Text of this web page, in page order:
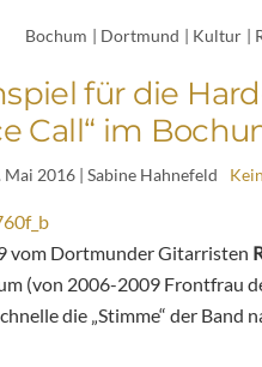
Bochum | Dortmund | Kultur |
für die
Call“ im
Mai 2016 | Sabine Hahnefeld
vom Dortmunder Gitarristen
(von 2006-2009 Frontfrau
die „Stimme“ der Band